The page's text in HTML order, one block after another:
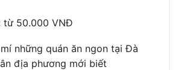
từ 50.000 VNĐ
những quán ăn ngon tại Đà
địa phương mới biết